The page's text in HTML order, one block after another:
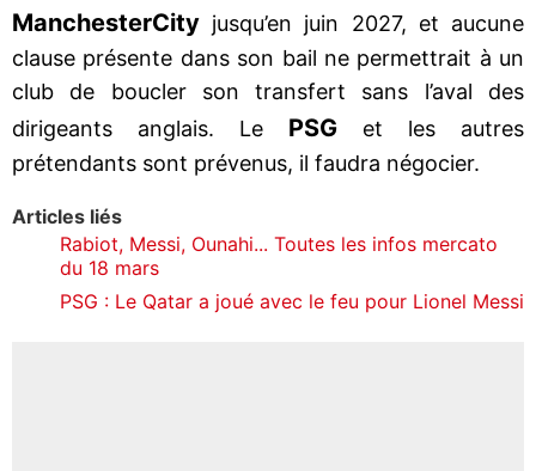
ManchesterCity jusqu’en juin 2027, et aucune
clause présente dans son bail ne permettrait à un
club de boucler son transfert sans l’aval des
dirigeants anglais. Le PSG et les autres
prétendants sont prévenus, il faudra négocier.
Articles liés
Rabiot, Messi, Ounahi... Toutes les infos mercato
du 18 mars
PSG : Le Qatar a joué avec le feu pour Lionel Messi